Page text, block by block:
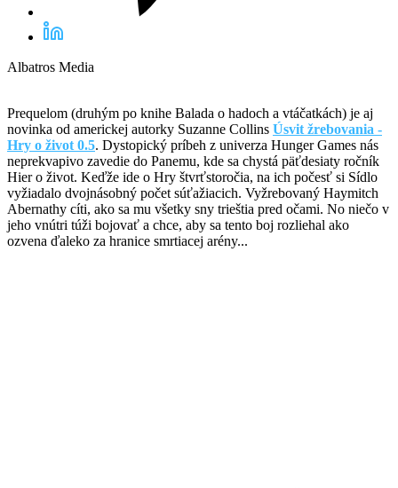
Albatros Media
Prequelom (druhým po knihe Balada o hadoch a vtáčatkách) je aj
novinka od americkej autorky Suzanne Collins Úsvit žrebovania -
Hry o život 0.5. Dystopický príbeh z univerza Hunger Games nás
neprekvapivo zavedie do Panemu, kde sa chystá päťdesiaty ročník
Hier o život. Keďže ide o Hry štvrťstoročia, na ich počesť si Sídlo
vyžiadalo dvojnásobný počet súťažiacich. Vyžrebovaný Haymitch
Abernathy cíti, ako sa mu všetky sny trieštia pred očami. No niečo v
jeho vnútri túži bojovať a chce, aby sa tento boj rozliehal ako
ozvena ďaleko za hranice smrtiacej arény...